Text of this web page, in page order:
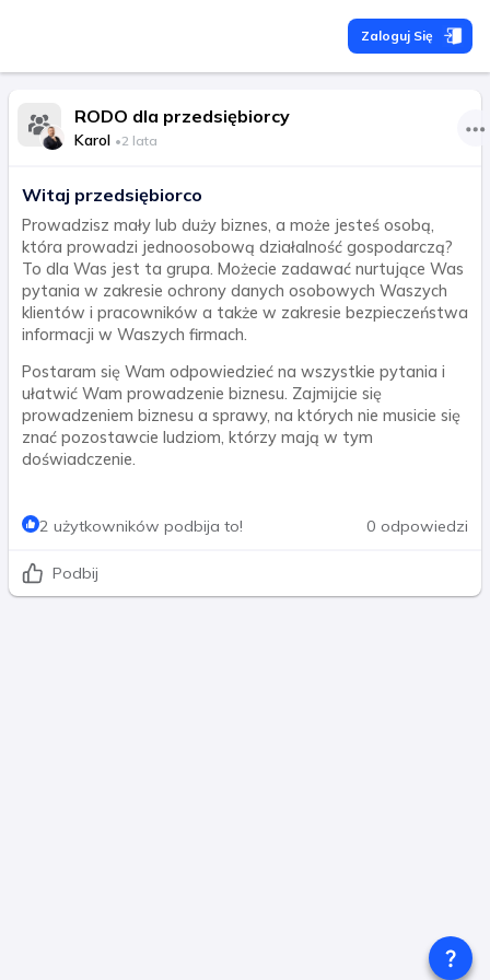
Zaloguj Się
RODO dla przedsiębiorcy
Karol •2 lata
Witaj przedsiębiorco
Prowadzisz mały lub duży biznes, a może jesteś osobą,
która prowadzi jednoosobową działalność gospodarczą?
To dla Was jest ta grupa. Możecie zadawać nurtujące Was
pytania w zakresie ochrony danych osobowych Waszych
klientów i pracowników a także w zakresie bezpieczeństwa
informacji w Waszych firmach.
Postaram się Wam odpowiedzieć na wszystkie pytania i
ułatwić Wam prowadzenie biznesu. Zajmijcie się
prowadzeniem biznesu a sprawy, na których nie musicie się
znać pozostawcie ludziom, którzy mają w tym
doświadczenie.
2 użytkowników podbija to! 0 odpowiedzi
Podbij